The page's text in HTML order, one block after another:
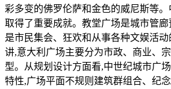
彩多变的佛罗伦萨和金色的威尼斯等
取得了重要成就。教堂广场是城市管
是市民集会、狂欢和从事各种文娱活
讲,意大利广场主要分为市政、商业、
型。从规划设计方面看,中世纪城市广
特性,广场平面不规则建筑群组合、纪